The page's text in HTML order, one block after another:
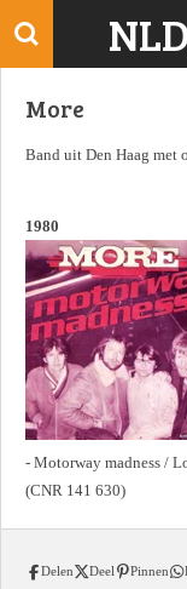
Ga
deMore
Band uit Den Haag met
1980
- Motorway madness /
(CNR 141 630)
Delen Deel Pinnen